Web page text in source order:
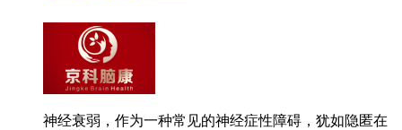
神经衰弱，作为一种常见的神经症性障碍，犹如隐匿在